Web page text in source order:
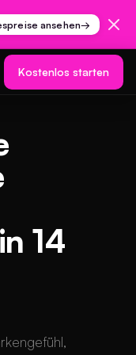
ansehen→
Kostenlos starten
14